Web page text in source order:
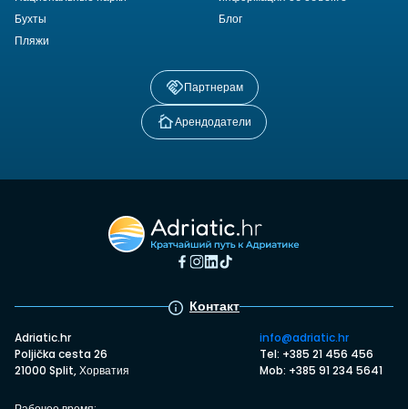
Бухты
Пляжи
Блог
Партнерам
Арендодатели
Контакт
Adriatic.hr
Poljička cesta 26
21000 Split, Хорватия
info@adriatic.hr
Tel: +385 21 456 456
Mob: +385 91 234 5641